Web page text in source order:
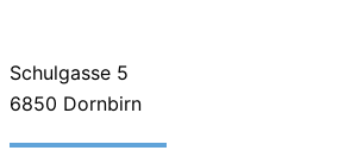
Schulgasse 5
6850 Dornbirn